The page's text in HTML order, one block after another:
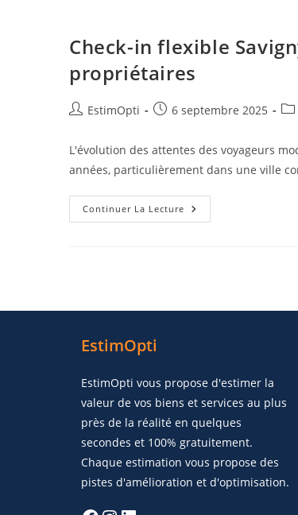
Check-in flexible
propriétaires
EstimOpti 6 septembre 2025
L'évolution des attentes des voyageurs
années, particulièrement dans une ville
Continuer La Lecture
EstimOpti
EstimOpti vous propose d'estimer la
valeur de vos biens et services au plus
près de la réalité en quelques
secondes et 100% gratuitement.
Chaque estimation vous propose des
pistes d'amélioration et d'optimisation.